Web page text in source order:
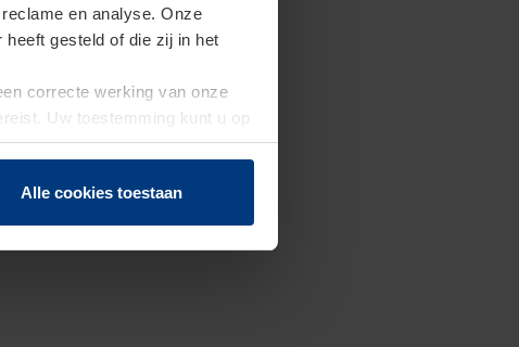
en analyse. Onze
gesteld of die zij in het
correcte werking van onze
Uw toestemming kunt u op
of herroepen.
Alle cookies toestaan